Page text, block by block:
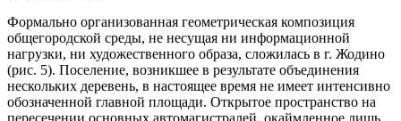
Формально организованная геометрическая композиция
общегородской среды, не несущая ни информационной
нагрузки, ни художественного образа, сложилась в г. Жодино
(рис. 5). Поселение, возникшее в результате объединения
нескольких деревень, в настоящее время не имеет интенсивно
обозначенной главной площади. Открытое пространство на
пересечении основных автомагистралей, окаймленное лишь